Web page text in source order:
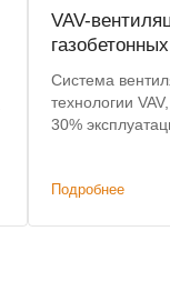
VAV-
Система
технологии
30%
Подробнее